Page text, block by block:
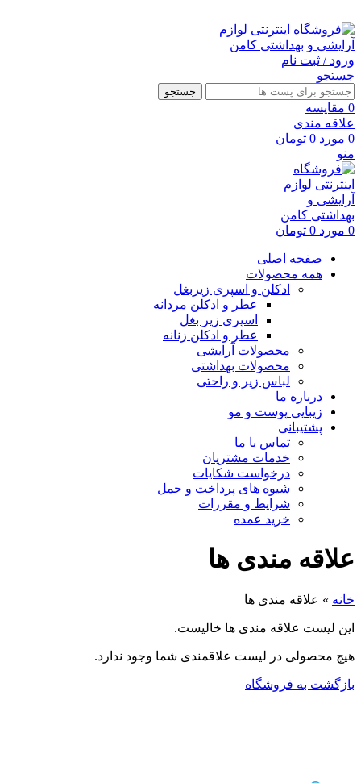
ورود / ثبت نام
جستجو
جستجو
0 مقايسه
علاقه مندی
0 مورد 0 تومان
منو
0 مورد 0 تومان
صفحه اصلی
همه محصولات
ادکلن و اسپری زیربغل
عطر و ادکلن مردانه
اسپری زیر بغل
عطر و ادکلن زنانه
محصولات آرایشی
محصولات بهداشتی
لباس زیر و راحتی
درباره ما
زیبایی پوست و مو
پشتیبانی
تماس با ما
خدمات مشتریان
درخواست شکایات
شیوه های پرداخت و حمل
شرایط و مقررات
خرید عمده
علاقه مندی ها
خانه » علاقه مندی ها
این لیست علاقه مندی ها خالیست.
هیچ محصولی در لیست علاقمندی شما وجود ندارد.
بازگشت به فروشگاه